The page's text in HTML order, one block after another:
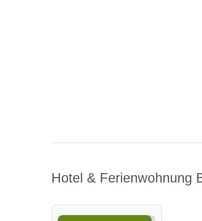
Hotel & Ferienwohnung